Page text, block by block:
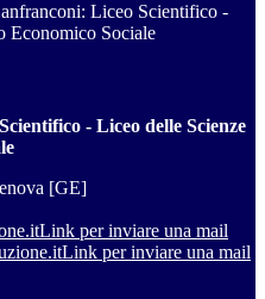
Liceo Scientifico -
Economico Sociale
- Liceo delle Scienze
[GE]
Link per inviare una mail
Link per inviare una mail